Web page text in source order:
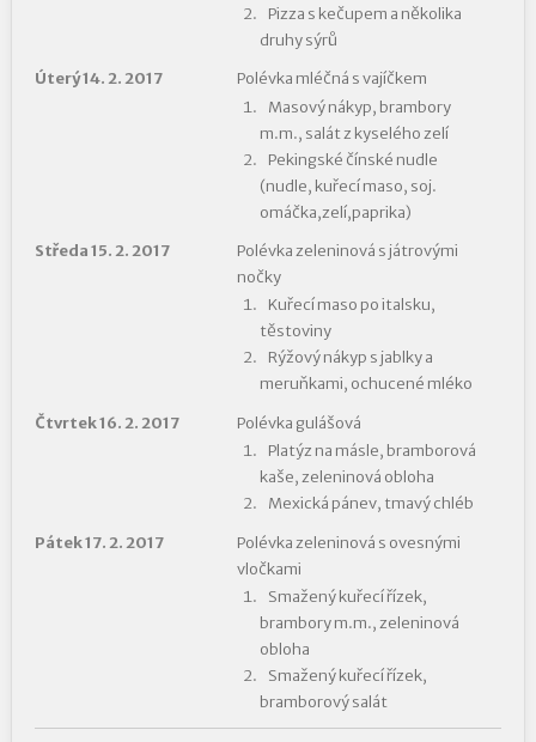
Pizza s kečupem a několika
druhy sýrů
Úterý 14. 2. 2017
Polévka mléčná s vajíčkem
Masový nákyp, brambory
m.m., salát z kyselého zelí
Pekingské čínské nudle
(nudle, kuřecí maso, soj.
omáčka,zelí,paprika)
Středa 15. 2. 2017
Polévka zeleninová s játrovými
nočky
Kuřecí maso po italsku,
těstoviny
Rýžový nákyp s jablky a
meruňkami, ochucené mléko
Čtvrtek 16. 2. 2017
Polévka gulášová
Platýz na másle, bramborová
kaše, zeleninová obloha
Mexická pánev, tmavý chléb
Pátek 17. 2. 2017
Polévka zeleninová s ovesnými
vločkami
Smažený kuřecí řízek,
brambory m.m., zeleninová
obloha
Smažený kuřecí řízek,
bramborový salát